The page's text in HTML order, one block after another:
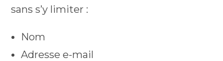
sans s’y limiter :
Nom
Adresse e-mail